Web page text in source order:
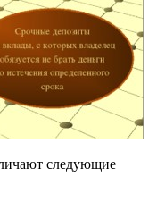
следующие